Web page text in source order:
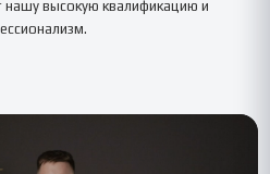
высокую квалификацию и